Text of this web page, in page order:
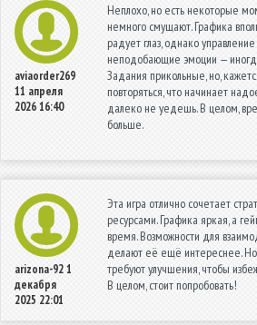
aviaorder269
11 апреля
2026 16:40
Неплохо, но есть некоторые
немного смущают. Графика
радует глаз, однако
неподобающие эмоции —
Задания прикольные, но,
повторяться, что начинает
далеко не уедешь. В целом,
больше.
arizona-921
декабря
2025 22:01
Эта игра отлично сочетает
ресурсами. Графика яркая, а
время. Возможности для
делают её ещё интереснее.
требуют улучшения, чтобы
В целом, стоит попробовать!